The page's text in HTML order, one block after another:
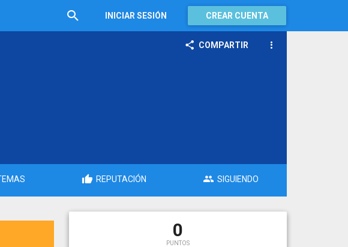
INICIAR SESIÓN CREAR CUENTA
COMPARTIR
REPUTACIÓN SIGUIENDO
0
PUNTOS